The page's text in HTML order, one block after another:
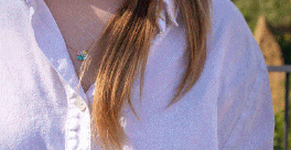
Ultime Notizie